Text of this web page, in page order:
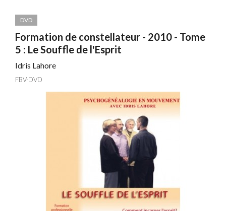
DVD
Formation de constellateur - 2010 - Tome
5 : Le Souffle de l'Esprit
Idris Lahore
FBV-DVD